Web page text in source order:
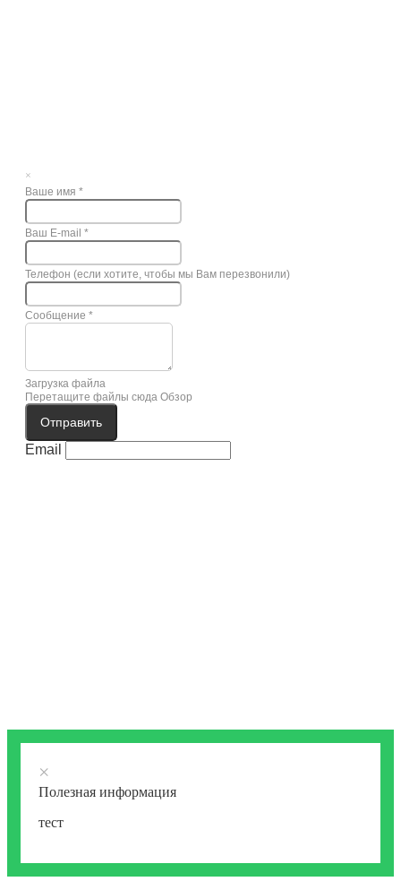
×
Ваше имя *
Ваш E-mail *
Телефон (если хотите, чтобы мы Вам перезвонили)
Сообщение *
Загрузка файла
Перетащите файлы сюда Обзор
Отправить
Email
×
Полезная информация
тест